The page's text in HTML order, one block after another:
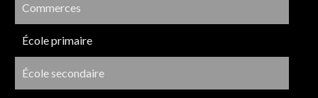
Commerces
École primaire
École secondaire